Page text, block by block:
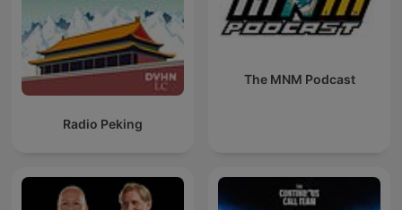
Radio Peking
The MNM Podcast